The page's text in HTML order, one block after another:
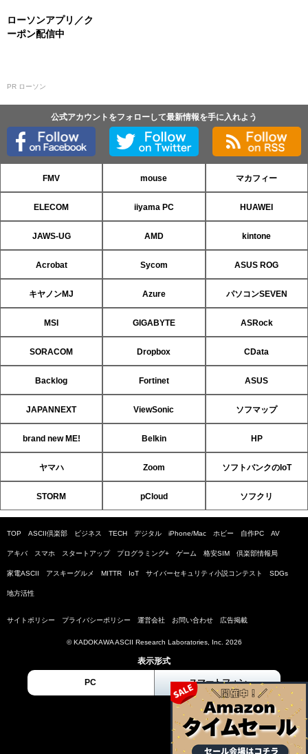
ローソンアプリ／ク
ーポン配信中
PR ローソン
公式アカウントをフォローして最新情報を手に入れよう
FMV mouse マカフィー
ELECOM iiyama PC HUAWEI
JAWS-UG AMD kintone
Acrobat Sycom ASUS ROG
キヤノンMJ Azure パソコンSEVEN
MSI GIGABYTE ASRock
SORACOM Dropbox CData
Backlog Fortinet ASUS
JAPANNEXT ViewSonic ソフマップ
brand new ME! Belkin HP
ヤマハ Zoom ソフトバンクのIoT
STORM pCloud ソフクリ
TOP ASCII倶楽部 ビジネス TECH デジタル iPhone/Mac ホビー 自作PC AV
アキバ スマホ スタートアップ プログラミング+ ゲーム 格安SIM 倶楽部情報局
家電ASCII アスキーグルメ MITTR IoT サイバーセキュリティ小説コンテスト SDGs
地方活性
サイトポリシー プライバシーポリシー 運営会社 お問い合わせ 広告掲載
© KADOKAWA ASCII Research Laboratories, Inc. 2026
表示形式
PC スマートフォン